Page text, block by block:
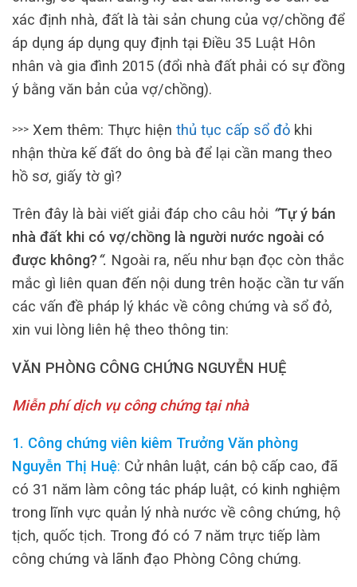
xác định nhà, đất là tài sản chung của vợ/chồng để
áp dụng áp dụng quy định tại Điều 35 Luật Hôn
nhân và gia đình 2015 (đổi nhà đất phải có sự đồng
ý bằng văn bản của vợ/chồng).
>>> Xem thêm: Thực hiện thủ tục cấp sổ đỏ khi
nhận thừa kế đất do ông bà để lại cần mang theo
hồ sơ, giấy tờ gì?
Trên đây là bài viết giải đáp cho câu hỏi “Tự ý bán
nhà đất khi có vợ/chồng là người nước ngoài có
được không?“. Ngoài ra, nếu như bạn đọc còn thắc
mắc gì liên quan đến nội dung trên hoặc cần tư vấn
các vấn đề pháp lý khác về công chứng và sổ đỏ,
xin vui lòng liên hệ theo thông tin:
VĂN PHÒNG CÔNG CHỨNG NGUYỄN HUỆ
Miễn phí dịch vụ công chứng tại nhà
1. Công chứng viên kiêm Trưởng Văn phòng
Nguyễn Thị Huệ: Cử nhân luật, cán bộ cấp cao, đã
có 31 năm làm công tác pháp luật, có kinh nghiệm
trong lĩnh vực quản lý nhà nước về công chứng, hộ
tịch, quốc tịch. Trong đó có 7 năm trực tiếp làm
công chứng và lãnh đạo Phòng Công chứng.